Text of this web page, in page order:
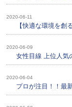
2020-06-11
【快適な環境を創
2020-06-09
女性目線 上位人気
2020-06-04
プロが注目！！最